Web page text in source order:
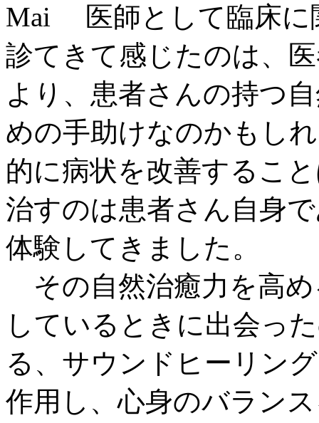
Mai 医師として臨床に
診てきて感じたのは、
より、患者さんの持つ
めの手助けなのかもし
的に病状を改善するこ
治すのは患者さん自身
体験してきました。
その自然治癒力を高
しているときに出会っ
る、サウンドヒーリン
作用し、心身のバラン